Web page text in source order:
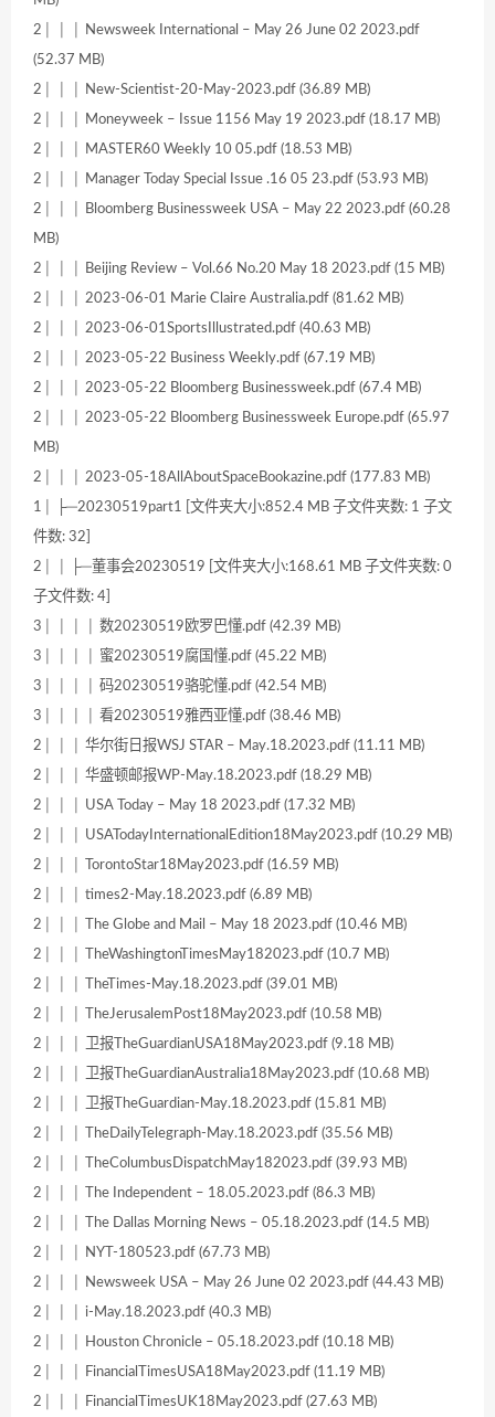
2│ │ │ Newsweek International – May 26 June 02 2023.pdf
(52.37 MB)
2│ │ │ New-Scientist-20-May-2023.pdf (36.89 MB)
2│ │ │ Moneyweek – Issue 1156 May 19 2023.pdf (18.17 MB)
2│ │ │ MASTER60 Weekly 10 05.pdf (18.53 MB)
2│ │ │ Manager Today Special Issue .16 05 23.pdf (53.93 MB)
2│ │ │ Bloomberg Businessweek USA – May 22 2023.pdf (60.28
MB)
2│ │ │ Beijing Review – Vol.66 No.20 May 18 2023.pdf (15 MB)
2│ │ │ 2023-06-01 Marie Claire Australia.pdf (81.62 MB)
2│ │ │ 2023-06-01SportsIllustrated.pdf (40.63 MB)
2│ │ │ 2023-05-22 Business Weekly.pdf (67.19 MB)
2│ │ │ 2023-05-22 Bloomberg Businessweek.pdf (67.4 MB)
2│ │ │ 2023-05-22 Bloomberg Businessweek Europe.pdf (65.97
MB)
2│ │ │ 2023-05-18AllAboutSpaceBookazine.pdf (177.83 MB)
1│ ├─20230519part1 [文件夹大小:852.4 MB 子文件夹数: 1 子文
件数: 32]
2│ │ ├─董事会20230519 [文件夹大小:168.61 MB 子文件夹数: 0
子文件数: 4]
3│ │ │ │ 数20230519欧罗巴懂.pdf (42.39 MB)
3│ │ │ │ 蜜20230519腐国懂.pdf (45.22 MB)
3│ │ │ │ 码20230519骆驼懂.pdf (42.54 MB)
3│ │ │ │ 看20230519雅西亚懂.pdf (38.46 MB)
2│ │ │ 华尔街日报WSJ STAR – May.18.2023.pdf (11.11 MB)
2│ │ │ 华盛顿邮报WP-May.18.2023.pdf (18.29 MB)
2│ │ │ USA Today – May 18 2023.pdf (17.32 MB)
2│ │ │ USATodayInternationalEdition18May2023.pdf (10.29 MB)
2│ │ │ TorontoStar18May2023.pdf (16.59 MB)
2│ │ │ times2-May.18.2023.pdf (6.89 MB)
2│ │ │ The Globe and Mail – May 18 2023.pdf (10.46 MB)
2│ │ │ TheWashingtonTimesMay182023.pdf (10.7 MB)
2│ │ │ TheTimes-May.18.2023.pdf (39.01 MB)
2│ │ │ TheJerusalemPost18May2023.pdf (10.58 MB)
2│ │ │ 卫报TheGuardianUSA18May2023.pdf (9.18 MB)
2│ │ │ 卫报TheGuardianAustralia18May2023.pdf (10.68 MB)
2│ │ │ 卫报TheGuardian-May.18.2023.pdf (15.81 MB)
2│ │ │ TheDailyTelegraph-May.18.2023.pdf (35.56 MB)
2│ │ │ TheColumbusDispatchMay182023.pdf (39.93 MB)
2│ │ │ The Independent – 18.05.2023.pdf (86.3 MB)
2│ │ │ The Dallas Morning News – 05.18.2023.pdf (14.5 MB)
2│ │ │ NYT-180523.pdf (67.73 MB)
2│ │ │ Newsweek USA – May 26 June 02 2023.pdf (44.43 MB)
2│ │ │ i-May.18.2023.pdf (40.3 MB)
2│ │ │ Houston Chronicle – 05.18.2023.pdf (10.18 MB)
2│ │ │ FinancialTimesUSA18May2023.pdf (11.19 MB)
2│ │ │ FinancialTimesUK18May2023.pdf (27.63 MB)